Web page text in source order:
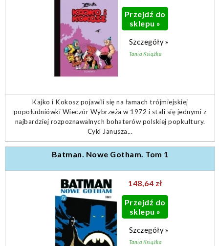
Przejdź do
sklepu »
Szczegóły »
Tania Książka
Kajko i Kokosz pojawili się na łamach trójmiejskiej
popołudniówki Wieczór Wybrzeża w 1972 i stali się jednymi z
najbardziej rozpoznawalnych bohaterów polskiej popkultury.
Cykl Janusza...
Batman. Nowe Gotham. Tom 1
148,64 zł
Przejdź do
sklepu »
Szczegóły »
Tania Książka